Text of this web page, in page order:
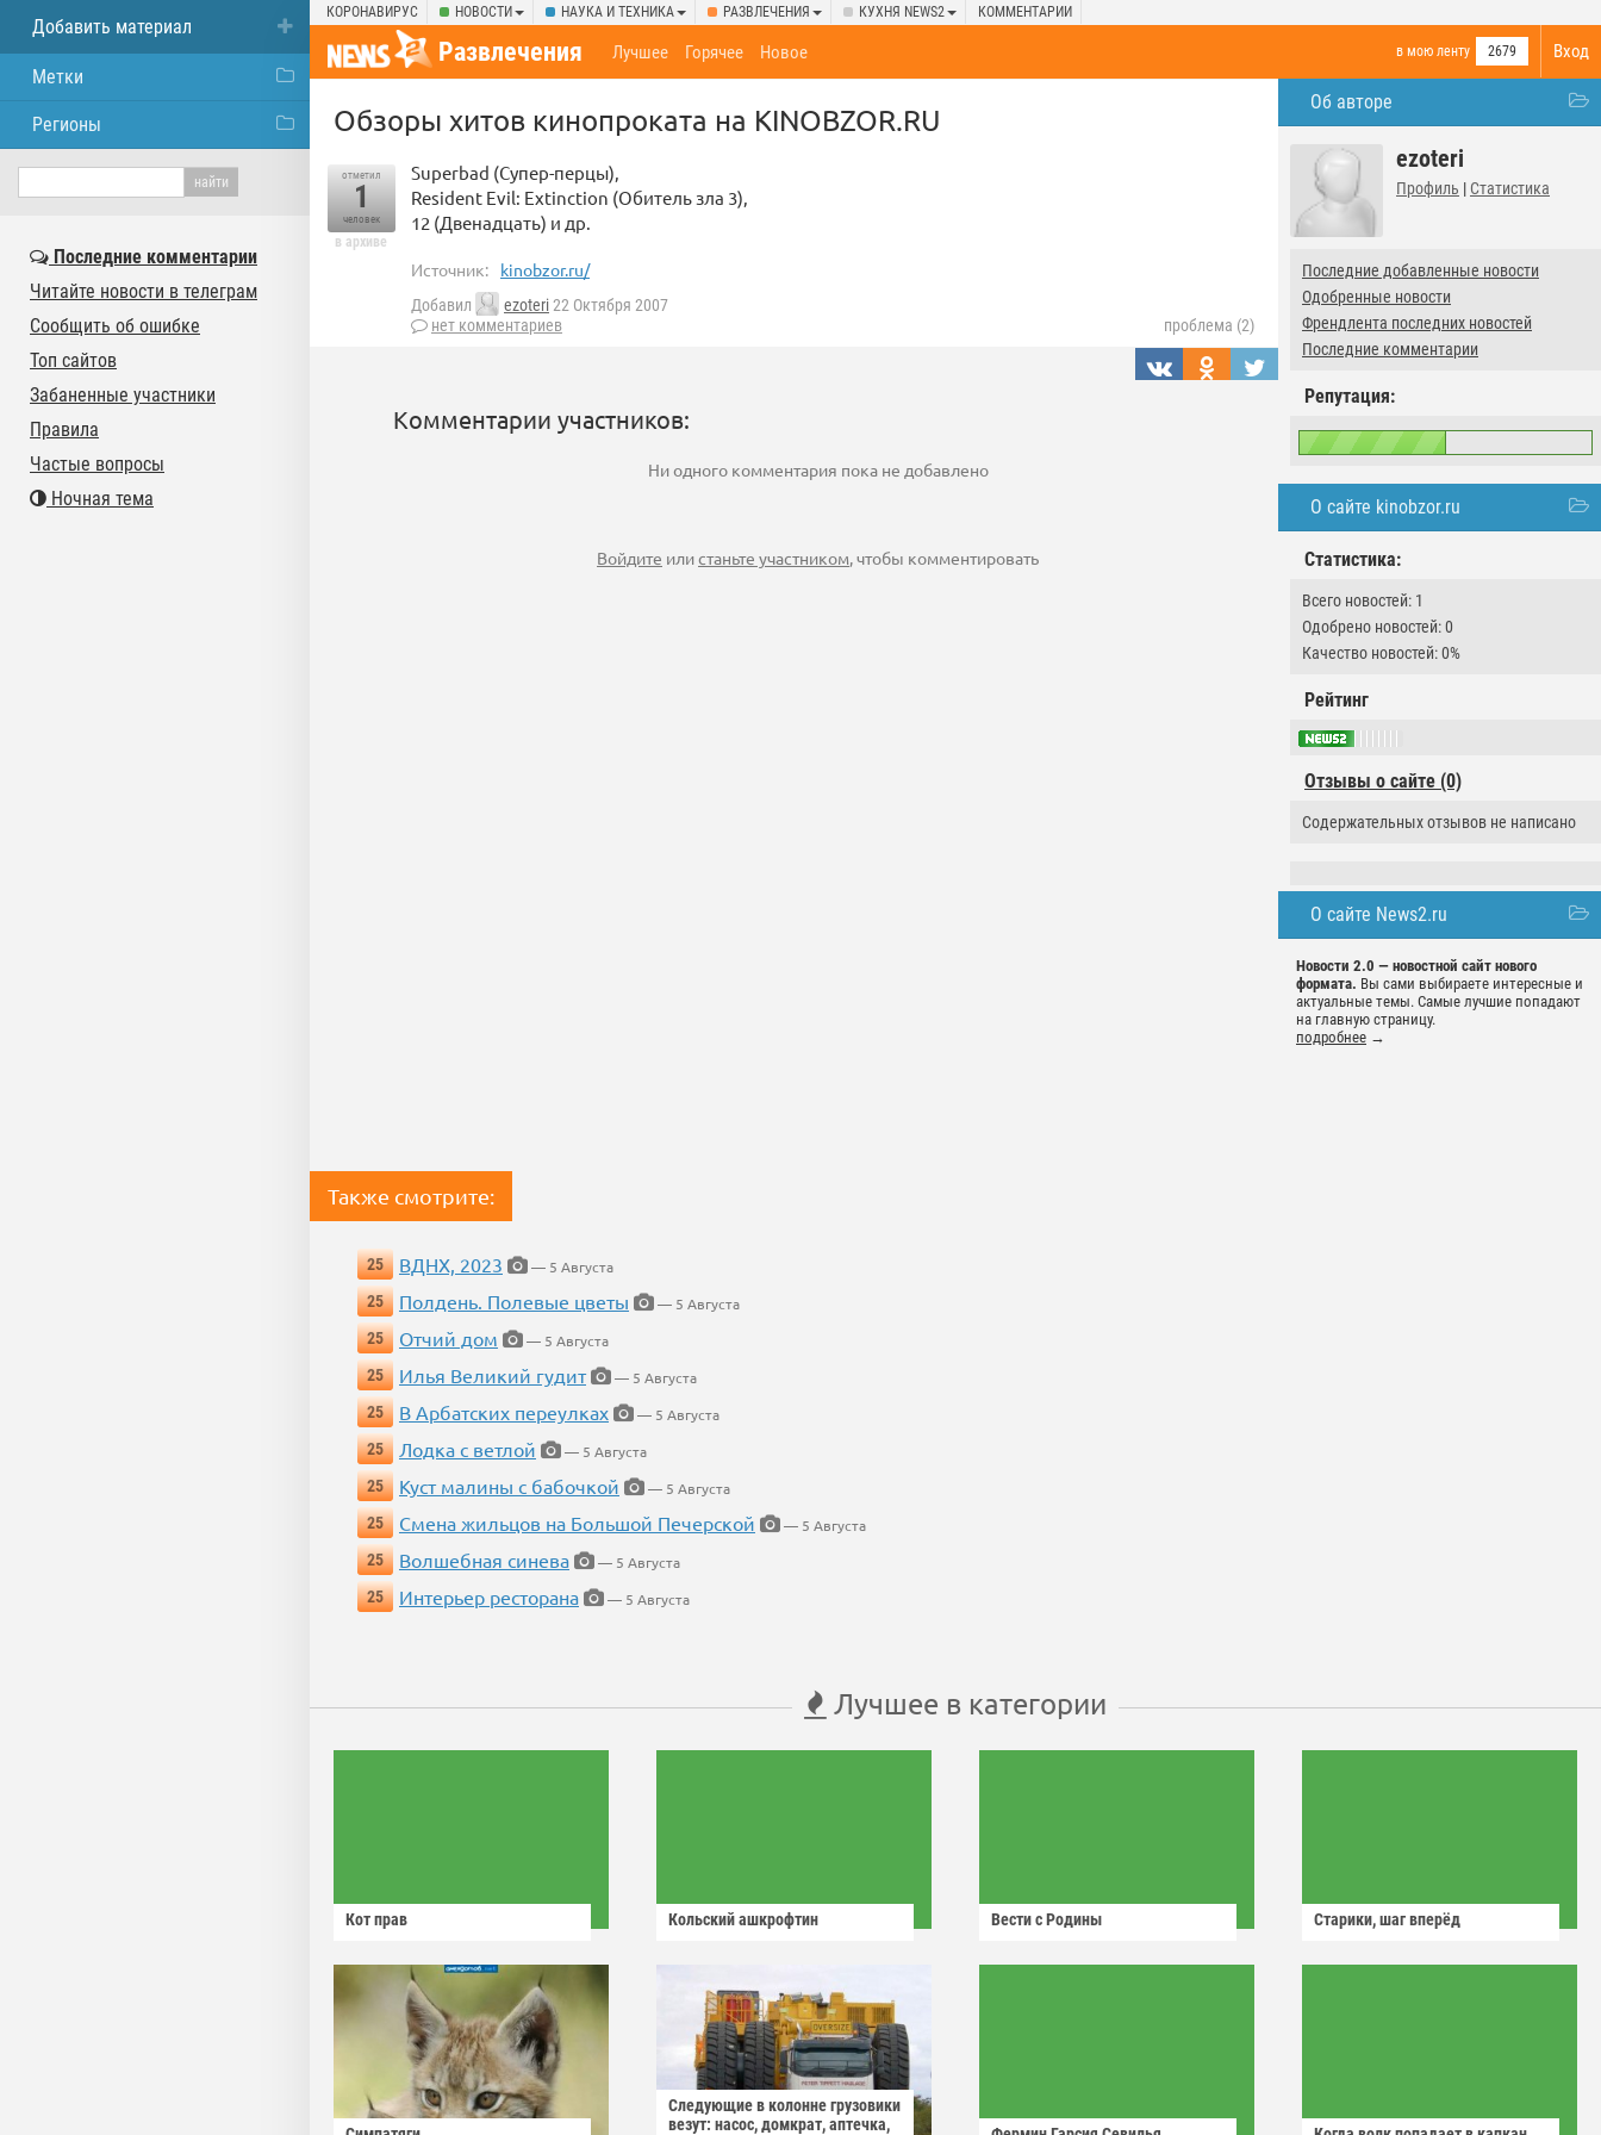
КОРОНАВИРУС НОВОСТИ НАУКА И ТЕХНИКА РАЗВЛЕЧЕНИЯ КУХНЯ NEWS2 КОММЕНТАРИИ
Вход
Развлечения в мою ленту 2679
Лучшее Горячее Новое
Об авторе
ezoteri
Профиль | Статистика
Последние добавленные новости
Одобренные новости
Френдлента последних новостей
Последние комментарии
Репутация:
О сайте kinobzor.ru
Статистика:
Всего новостей: 1
Одобрено новостей: 0
Качество новостей: 0%
Рейтинг
Отзывы о сайте (0)
Содержательных отзывов не написано
О сайте News2.ru
Новости 2.0 — новостной сайт нового
формата. Вы сами выбираете интересные и
актуальные темы. Самые лучшие попадают
на главную страницу.
подробнее →
Обзоры хитов кинопроката на KINOBZOR.RU
отметил
1
человек
в архиве
Superbad (Супер-перцы),
Resident Evil: Extinction (Обитель зла 3),
12 (Двенадцать) и др.
Источник: kinobzor.ru/
Добавил ezoteri22 Октября 2007
нет комментариев
проблема (2)
Комментарии участников:
Ни одного комментария пока не добавлено
Войдите илистаньте участником, чтобы комментировать
Также смотрите:
25 ВДНХ, 2023
— 5 Августа
25
Полдень. Полевые цветы
— 5 Августа
25
Отчий дом
— 5 Августа
25
Илья Великий гудит
— 5 Августа
25
В Арбатских переулках
— 5 Августа
25
Лодка с ветлой
— 5 Августа
25
Куст малины с бабочкой
— 5 Августа
25
Смена жильцов на Большой Печерской
— 5 Августа
25
Волшебная синева
— 5 Августа
25
Интерьер ресторана — 5 Августа
Лучшее в категории
Кот прав Кольский ашкрофтин Вести с Родины Старики, шаг вперёд
Следующие в колонне грузовики
везут: насос, домкрат, аптечка,
Добавить материал
Метки
Регионы
Последние комментарии
Читайте новости в телеграм
Сообщить об ошибке
Топ сайтов
Забаненные участники
Правила
Частые вопросы
Ночная тема